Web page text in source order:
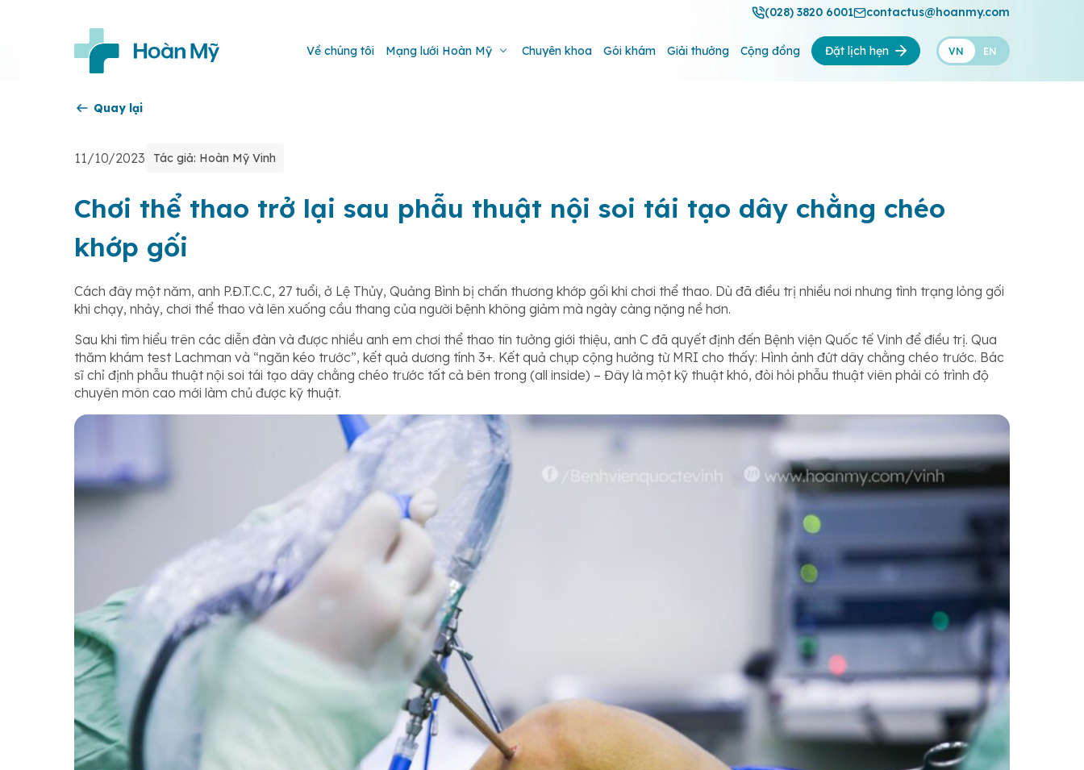
(028) 3820 6001 contactus@hoanmy.com
Về chúng tôi Mạng lưới Hoàn Mỹ Chuyên khoa Gói khám Giải thưởng Cộng đồng Đặt lịch hẹn VN EN
Quay lại
11/10/2023 Tác giả: Hoàn Mỹ Vinh
Chơi thể thao trở lại sau phẫu thuật nội soi tái tạo dây chằng chéo
khớp gối
Cách đây một năm, anh P.Đ.T.C.C, 27 tuổi, ở Lệ Thủy, Quảng Bình bị chấn thương khớp gối khi chơi thể thao. Dù đã điều trị nhiều nơi nhưng tình trạng lỏng gối
khi chạy, nhảy, chơi thể thao và lên xuống cầu thang của người bệnh không giảm mà ngày càng nặng nề hơn.
Sau khi tìm hiểu trên các diễn đàn và được nhiều anh em chơi thể thao tin tưởng giới thiệu, anh C đã quyết định đến Bệnh viện Quốc tế Vinh để điều trị. Qua
thăm khám test Lachman và “ngăn kéo trước”, kết quả dương tính 3+. Kết quả chụp cộng hưởng từ MRI cho thấy: Hình ảnh đứt dây chằng chéo trước. Bác
sĩ chỉ định phẫu thuật nội soi tái tạo dây chằng chéo trước tất cả bên trong (all inside) – Đây là một kỹ thuật khó, đòi hỏi phẫu thuật viên phải có trình độ
chuyên môn cao mới làm chủ được kỹ thuật.